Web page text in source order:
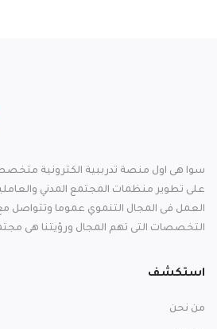
سوا هى اول منصة تدرببية الكترونية
على تطوير منظمات المجتمع المدني
العمل فى المجال التنموي عموما وتتواصل
التخصصات التى تهم المجال ورؤيتنا هى
استكشف
من نحن